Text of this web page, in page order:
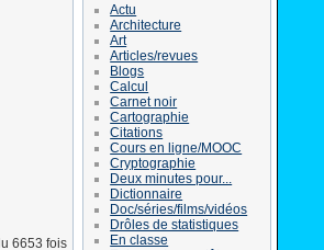
lu 6653 fois
Actu
Architecture
Art
Articles/revues
Blogs
Calcul
Carnet noir
Cartographie
Citations
Cours en ligne/MOOC
Cryptographie
Deux minutes pour...
Dictionnaire
Doc/séries/films/vidéos
Drôles de statistiques
En classe